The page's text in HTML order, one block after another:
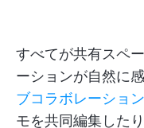
すべてが共有スペ
ーションが自然に
ブコラボレーション
モを共同編集した